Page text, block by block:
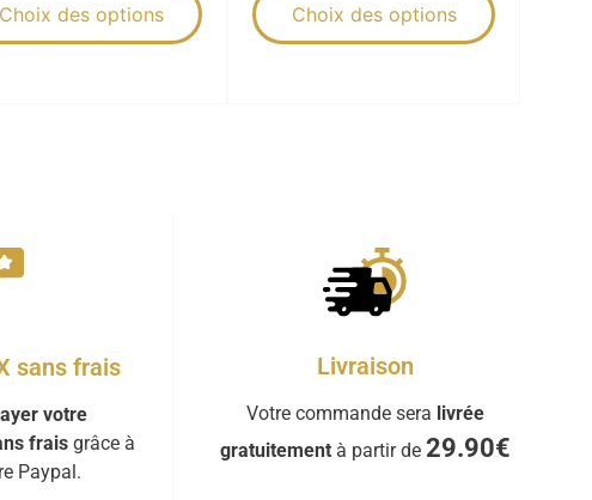
Choix des options Choix des options
sans frais
votre
fraisgrâce à
Paypal.
Livraison
Votre commande sera livrée
gratuitementà partir de 29.90€